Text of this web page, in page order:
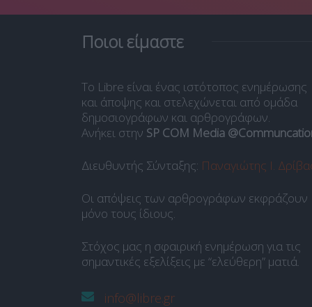
Ποιοι είμαστε
Το Libre είναι ένας ιστότοπος ενημέρωσης
και άποψης και στελεχώνεται από ομάδα
δημοσιογράφων και αρθρογράφων.
Ανήκει στην SP COM Media
Διευθυντής Σύνταξης: Παναγιώτης Ι.
Οι απόψεις των αρθρογράφων εκφράζουν
μόνο τους ίδιους.
Στόχος μας η σφαιρική ενημέρωση για τις
σημαντικές εξελίξεις με “ελεύθερη” ματιά.
info@libre.gr